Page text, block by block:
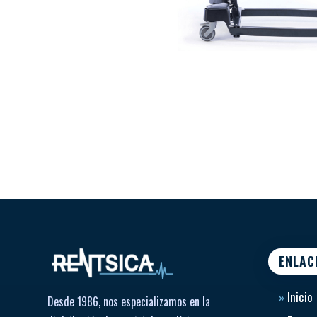
Desde 1986, nos especializamos en la
» Inicio